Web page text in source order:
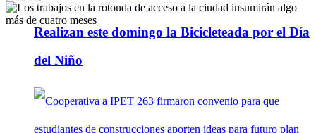
Realizan este domingo la Bicicleteada por el Día
del Niño